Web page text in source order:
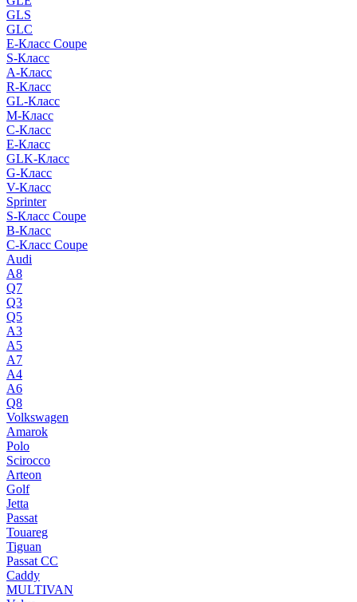
GLS
GLC
E-Класс Coupe
S-Класс
A-Класс
R-Класс
GL-Класс
M-Класс
C-Класс
E-Класс
GLK-Класс
G-Класс
V-Класс
Sprinter
S-Класс Сoupe
B-Класс
C-Класс Coupe
Audi
A8
Q7
Q3
Q5
A3
A5
A7
A4
A6
Q8
Volkswagen
Amarok
Polo
Scirocco
Arteon
Golf
Jetta
Passat
Touareg
Tiguan
Passat CC
Caddy
MULTIVAN